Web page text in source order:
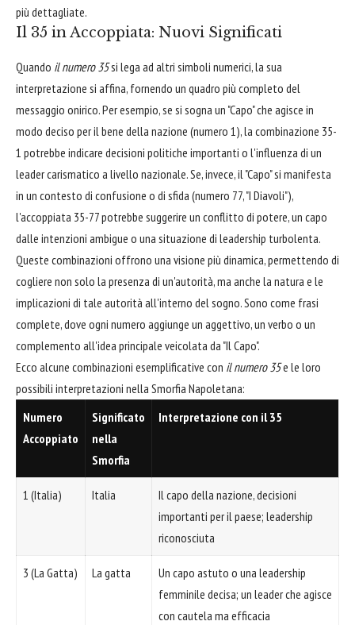
più dettagliate.
Il 35 in Accoppiata: Nuovi Significati
Quando il numero 35si lega ad altri simboli numerici, la sua
interpretazione si affina, fornendo un quadro più completo del
messaggio onirico. Per esempio, se si sogna un "Capo" che agisce in
modo deciso per il bene della nazione (numero 1), la combinazione 35-
1 potrebbe indicare decisioni politiche importanti o l'influenza di un
leader carismatico a livello nazionale. Se, invece, il "Capo" si manifesta
in un contesto di confusione o di sfida (numero 77, "I Diavoli"),
l'accoppiata 35-77 potrebbe suggerire un conflitto di potere, un capo
dalle intenzioni ambigue o una situazione di leadership turbolenta.
Queste combinazioni offrono una visione più dinamica, permettendo di
cogliere non solo la presenza di un'autorità, ma anche la natura e le
implicazioni di tale autorità all'interno del sogno. Sono come frasi
complete, dove ogni numero aggiunge un aggettivo, un verbo o un
complemento all'idea principale veicolata da "Il Capo".
Ecco alcune combinazioni esemplificative con il numero 35e le loro
possibili interpretazioni nella Smorfia Napoletana:
Numero
Accoppiato
Significato
nella
Smorfia
Interpretazione con il 35
1 (Italia) Italia
Il capo della nazione, decisioni
importanti per il paese; leadership
riconosciuta
3 (La Gatta) La gatta
Un capo astuto o una leadership
femminile decisa; un leader che agisce
con cautela ma efficacia